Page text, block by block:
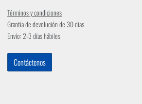
Términos y condiciones
Grantía de devolución de 30 días
Envío: 2-3 días hábiles
Contáctenos